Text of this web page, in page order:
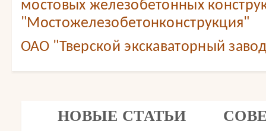
мостовых железобетонных
"Мостожелезобетонконструкция"
ОАО "Тверской экскаваторный
НОВЫЕ СТАТЬИ